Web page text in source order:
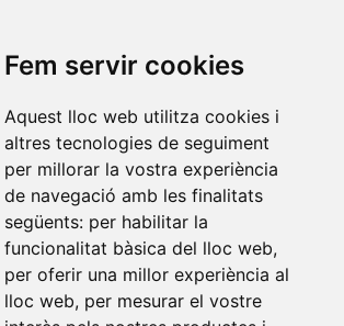
Fem servir cookies
Aquest lloc web utilitza cookies i
altres tecnologies de seguiment
per millorar la vostra experiència
de navegació amb les finalitats
següents: per habilitar la
funcionalitat bàsica del lloc web,
per oferir una millor experiència al
lloc web, per mesurar el vostre
Oliba CEU•Universitat d'Alacant
•Universitat Autònoma de
Universitat de Barcelona•Universitat
Herrera
•Universitat de Girona